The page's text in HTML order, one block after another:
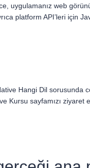
uygulamanız web
platform API’leri için
Hangi Dil sorusunda
Kursu sayfamızı ziyaret